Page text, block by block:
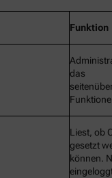
Funktion
das
Liest, ob
gesetzt
können.